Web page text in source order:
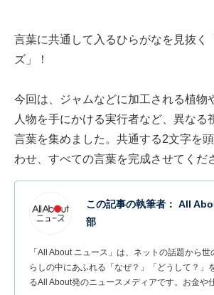
言葉に共通して入るひらがなを見抜く
ズ」！
今回は、ジャムなどに加工される植物
人物を手にかける実行者など、異なる
言葉を集めました。共通する2文字を
わせ、すべての言葉を完成させてくだ
この記事の執筆者： All
部
「All About ニュース」は、ネットの話題から
らしの中にあふれる「なぜ？」「どうして？」
るAll About発のニュースメディアです。お金や